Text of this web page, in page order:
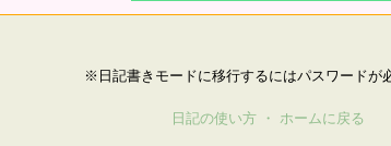
※日記書きモードに移行するにはパスワードが
日記の使い方 ・ ホームに戻る